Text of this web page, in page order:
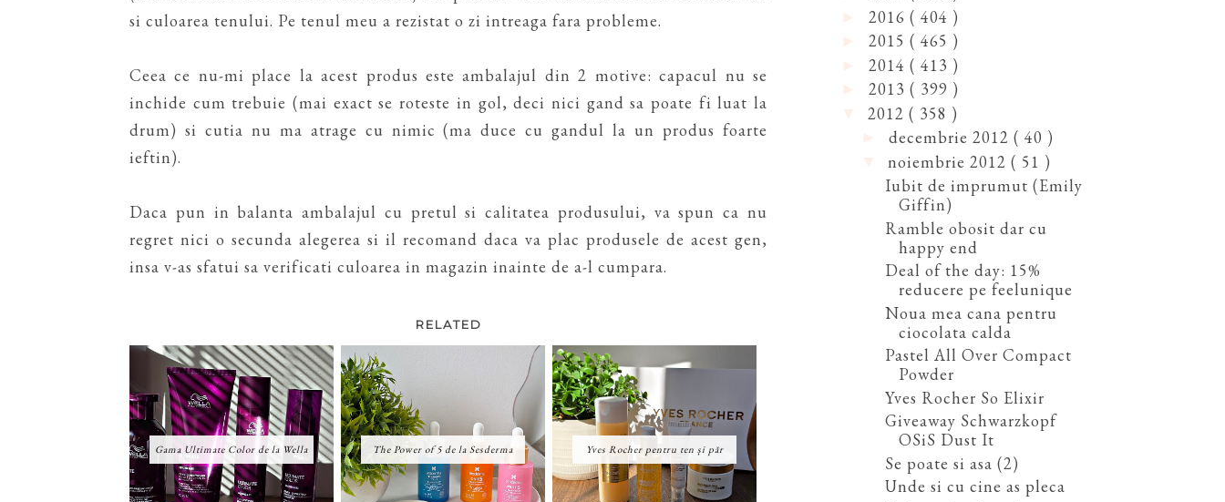
si culoarea tenului. Pe tenul meu a rezistat o zi intreaga fara probleme.
Ceea ce nu-mi place la acest produs este ambalajul din 2 motive: capacul nu se
inchide cum trebuie (mai exact se roteste in gol, deci nici gand sa poate fi luat la
drum) si cutia nu ma atrage cu nimic (ma duce cu gandul la un produs foarte
ieftin).
Daca pun in balanta ambalajul cu pretul si calitatea produsului, va spun ca nu
regret nici o secunda alegerea si il recomand daca va plac produsele de acest gen,
insa v-as sfatui sa verificati culoarea in magazin inainte de a-l cumpara.
RELATED
Gama Ultimate Color de la Wella The Power of 5 de la Sesderma Yves Rocher pentru ten și păr
2016 ( 404 )
2015 ( 465 )
2014 ( 413 )
2013 ( 399 )
2012 ( 358 )
decembrie 2012 ( 40 )
noiembrie 2012 ( 51 )
Iubit de imprumut (Emily
Giffin)
Ramble obosit dar cu
happy end
Deal of the day: 15%
reducere pe feelunique
Noua mea cana pentru
ciocolata calda
Pastel All Over Compact
Powder
Yves Rocher So Elixir
Giveaway Schwarzkopf
OSiS Dust It
Se poate si asa (2)
Unde si cu cine as pleca